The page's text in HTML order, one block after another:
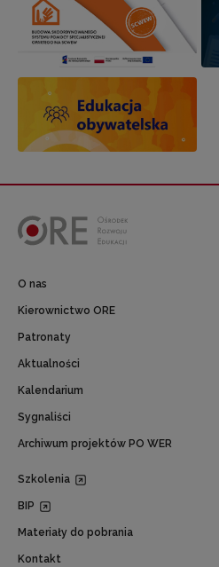
O nas
Kierownictwo ORE
Patronaty
Aktualności
Kalendarium
Sygnaliści
Archiwum projektów PO WER
Szkolenia
BIP
Materiały do pobrania
Kontakt